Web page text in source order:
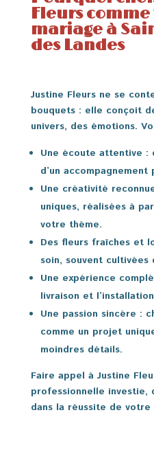
Fleurs
mariage à
des Landes
Justine Fleurs ne se
bouquets : elle conçoit
univers, des émotions.
Une écoute attentive :
d’un accompagnement
Une créativité
uniques, réalisées à
votre thème.
Des fleurs fraîches et
soin, souvent cultivées
Une expérience
livraison et
Une passion sincère :
comme un projet
moindres détails.
Faire appel à Justine
professionnelle
dans la réussite de votre